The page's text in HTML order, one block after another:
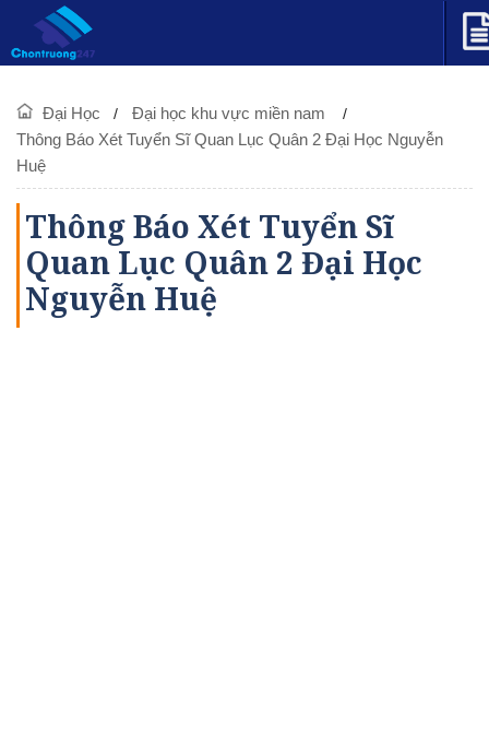
Đại Học
Đại học khu vực miền nam
Thông Báo Xét Tuyển Sĩ Quan Lục Quân 2 Đại Học Nguyễn
Huệ
Thông Báo Xét Tuyển Sĩ
Quan Lục Quân 2 Đại Học
Nguyễn Huệ